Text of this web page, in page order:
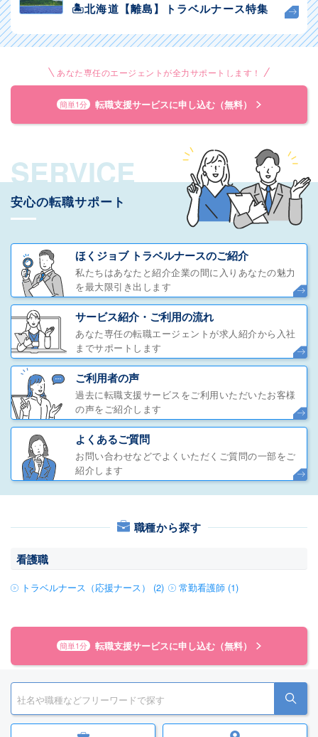
🏝️北海道【離島】トラベルナース特集
あなた専任のエージェントが全力サポートします！
簡単1分 転職支援サービスに申し込む（無料）
SERVICE
安心の転職サポート
ほくジョブ トラベルナースのご紹介
私たちはあなたと紹介企業の間に入りあなたの魅力
を最大限引き出します
サービス紹介・ご利用の流れ
あなた専任の転職エージェントが求人紹介から入社
までサポートします
ご利用者の声
過去に転職支援サービスをご利用いただいたお客様
の声をご紹介します
よくあるご質問
お問い合わせなどでよくいただくご質問の一部をご
紹介します
職種から探す
看護職
トラベルナース（応援ナース） (2) 常勤看護師 (1)
簡単1分 転職支援サービスに申し込む（無料）